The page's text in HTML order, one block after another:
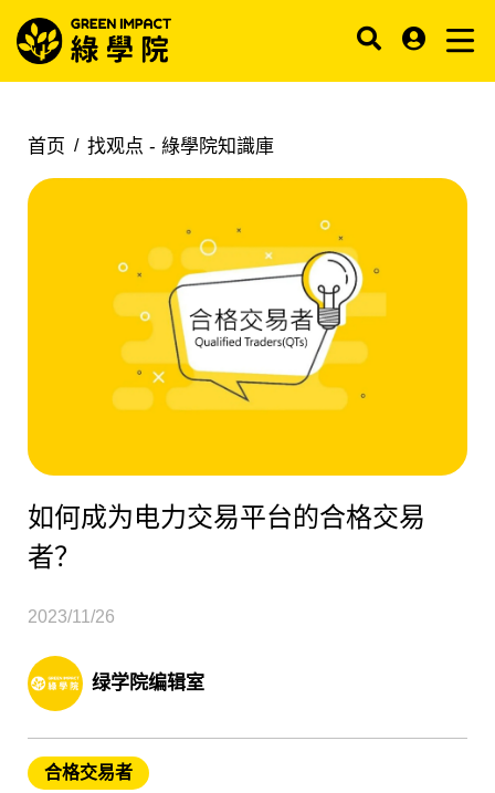
首页 找观点 - 綠學院知識庫
如何成为电力交易平台的合格交易
者？
2023/11/26
绿学院编辑室
合格交易者